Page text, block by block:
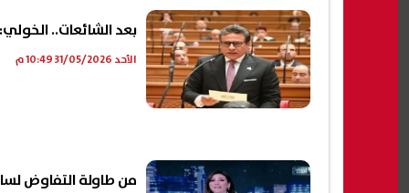
بعد الشائعات.. الخولي:
الأحد 31/05/2026 10:49 م
من طاولة التفاوض